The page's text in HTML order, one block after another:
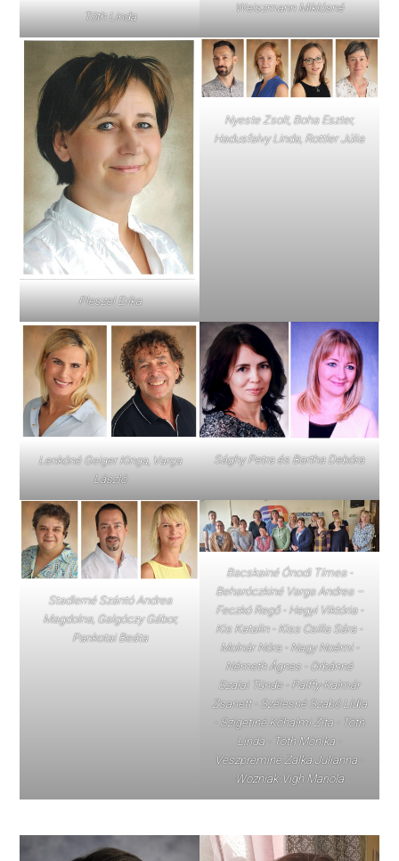
Tóth Linda
Weiszmann Miklósné
Pleszel Erika
Nyeste Zsolt, Boha Eszter,
Hadusfalvy Linda, Rottler Júlia
Lenkóné Geiger Kinga, Varga
László
Sághy Petra és Bartha Debóra
Stadlerné Szántó Andrea
Magdolna, Galgóczy Gábor,
Pankotai Beáta
Bacskainé Ónodi Tímea -
Beharóczkiné Varga Andrea –
Feczkó Regő - Hegyi Viktória -
Kis Katalin - Kiss Csilla Sára -
Molnár Nóra - Nagy Noémi -
Németh Ágnes - Orbánné
Szalai Tünde - Pálffy-Kalmár
Zsanett - Szélesné Szabó Lídia
- Szigetiné Kőhalmi Zita - Tóth
Linda - Tóth Mónika -
Veszpréminé Zalka Julianna -
Wozniak-Vigh Mariola